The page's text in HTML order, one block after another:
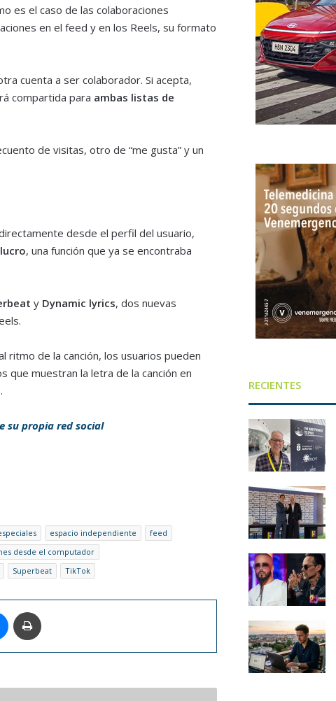
es el caso de las colaboraciones
en el feed y en los Reels, su formato
cuenta a ser colaborador. Si acepta,
compartida para ambas listas de
de visitas, otro de “me gusta” y un
desde el perfil del usuario,
, una función que ya se encontraba
y Dynamic lyrics, dos nuevas
ritmo de la canción, los usuarios pueden
que muestran la letra de la canción en
su propia red social
espacio independiente
feed
desde el computador
Superbeat TikTok
Messenger
RECIENTES